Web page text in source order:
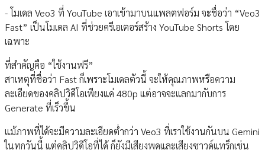
- โมเดล Veo3 ที่ YouTube เอาเข้ามาบนแพลตฟอร์ม จะชื่อว่า “Veo3
Fast” เป็นโมเดล AI ที่ช่วยครีเอเตอร์สร้าง YouTube Shorts โดย
เฉพาะ
ที่สำคัญคือ “ใช้งานฟรี”
สาเหตุที่ชื่อว่า Fast ก็เพราะโมเดลตัวนี้ จะให้คุณภาพหรือความ
ละเอียดของคลิปวิดีโอเพียงแค่ 480p แต่อาจจะแลกมากับการ
Generate ที่เร็วขึ้น
แม้ภาพที่ได้จะมีความละเอียดต่ำกว่า Veo3 ที่เราใช้งานกันบน Gemini
ในทุกวันนี้ แต่คลิปวิดีโอที่ได้ ก็ยังมีเสียงพูดและเสียงซาวด์แทร็กเช่น